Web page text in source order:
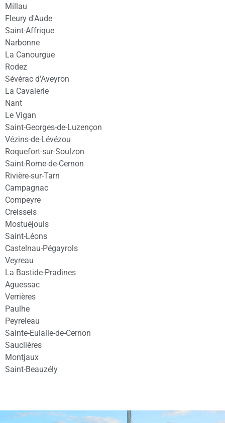
Millau
Fleury d'Aude
Saint-Affrique
Narbonne
La Canourgue
Rodez
Sévérac d'Aveyron
La Cavalerie
Nant
Le Vigan
Saint-Georges-de-Luzençon
Vézins-de-Lévézou
Roquefort-sur-Soulzon
Saint-Rome-de-Cernon
Rivière-sur-Tarn
Campagnac
Compeyre
Creissels
Mostuéjouls
Saint-Léons
Castelnau-Pégayrols
Veyreau
La Bastide-Pradines
Aguessac
Verrières
Paulhe
Peyreleau
Sainte-Eulalie-de-Cernon
Sauclières
Montjaux
Saint-Beauzély